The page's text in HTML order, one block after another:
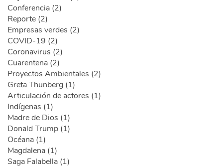
Conferencia (2)
Reporte (2)
Empresas verdes (2)
COVID-19 (2)
Coronavirus (2)
Cuarentena (2)
Proyectos Ambientales (2)
Greta Thunberg (1)
Articulación de actores (1)
Indígenas (1)
Madre de Dios (1)
Donald Trump (1)
Océana (1)
Magdalena (1)
Saga Falabella (1)